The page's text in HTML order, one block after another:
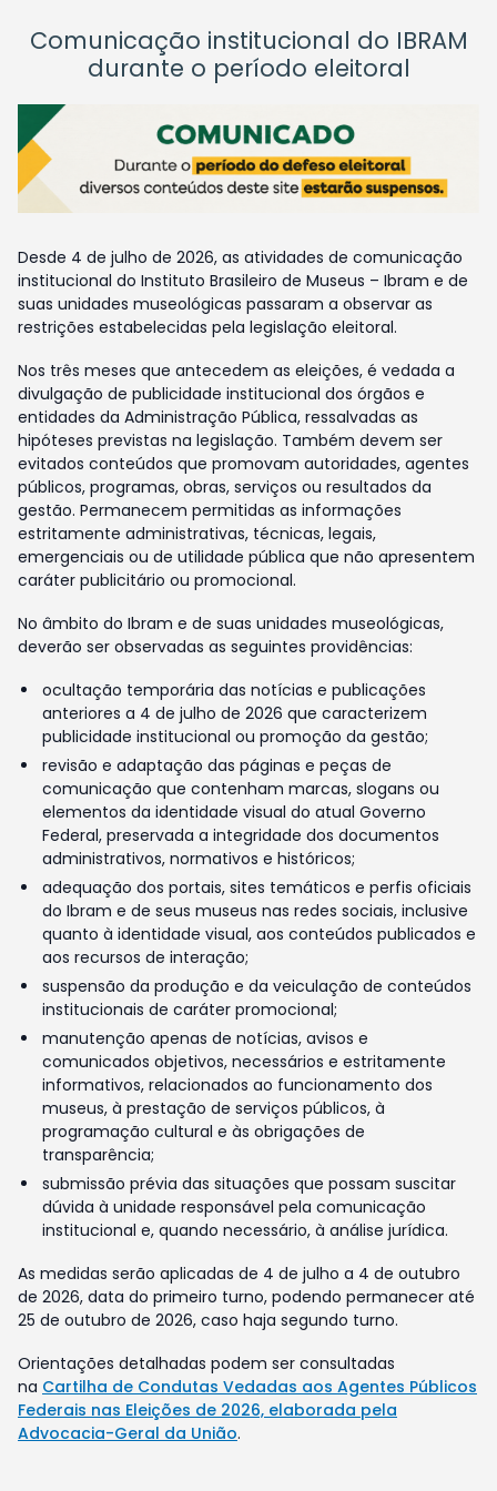
Comunicação institucional do IBRAM
durante o período eleitoral
Desde 4 de julho de 2026, as atividades de comunicação
institucional do Instituto Brasileiro de Museus – Ibram e de
suas unidades museológicas passaram a observar as
restrições estabelecidas pela legislação eleitoral.
Nos três meses que antecedem as eleições, é vedada a
divulgação de publicidade institucional dos órgãos e
entidades da Administração Pública, ressalvadas as
hipóteses previstas na legislação. Também devem ser
evitados conteúdos que promovam autoridades, agentes
públicos, programas, obras, serviços ou resultados da
gestão. Permanecem permitidas as informações
estritamente administrativas, técnicas, legais,
emergenciais ou de utilidade pública que não apresentem
caráter publicitário ou promocional.
No âmbito do Ibram e de suas unidades museológicas,
deverão ser observadas as seguintes providências:
ocultação temporária das notícias e publicações
anteriores a 4 de julho de 2026 que caracterizem
publicidade institucional ou promoção da gestão;
revisão e adaptação das páginas e peças de
comunicação que contenham marcas, slogans ou
elementos da identidade visual do atual Governo
Federal, preservada a integridade dos documentos
administrativos, normativos e históricos;
adequação dos portais, sites temáticos e perfis oficiais
do Ibram e de seus museus nas redes sociais, inclusive
quanto à identidade visual, aos conteúdos publicados e
aos recursos de interação;
suspensão da produção e da veiculação de conteúdos
institucionais de caráter promocional;
manutenção apenas de notícias, avisos e
comunicados objetivos, necessários e estritamente
informativos, relacionados ao funcionamento dos
museus, à prestação de serviços públicos, à
programação cultural e às obrigações de
transparência;
submissão prévia das situações que possam suscitar
dúvida à unidade responsável pela comunicação
institucional e, quando necessário, à análise jurídica.
As medidas serão aplicadas de 4 de julho a 4 de outubro
de 2026, data do primeiro turno, podendo permanecer até
25 de outubro de 2026, caso haja segundo turno.
Orientações detalhadas podem ser consultadas
na Cartilha de Condutas Vedadas aos Agentes Públicos
Federais nas Eleições de 2026, elaborada pela
Advocacia-Geral da União.